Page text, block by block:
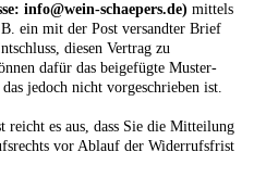
info@wein-schaepers.de) mittels
ein mit der Post versandter Brief
diesen Vertrag zu
dafür das beigefügte Muster-
jedoch nicht vorgeschrieben ist.
es aus, dass Sie die Mitteilung
vor Ablauf der Widerrufsfrist